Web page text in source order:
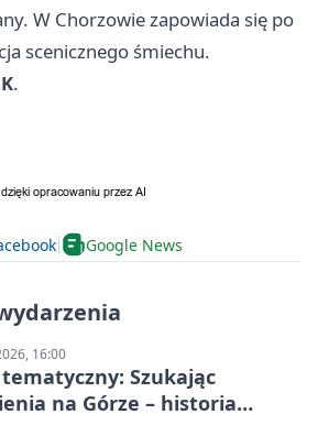
W Chorzowie zapowiada się po
scenicznego śmiechu.
.
Google News
16:00
Szukając
na Górze – historia